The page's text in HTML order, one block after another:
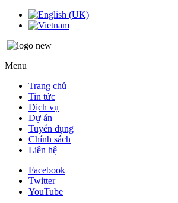
Menu
Trang chủ
Tin tức
Dịch vụ
Dự án
Tuyển dụng
Chính sách
Liên hệ
Facebook
Twitter
YouTube